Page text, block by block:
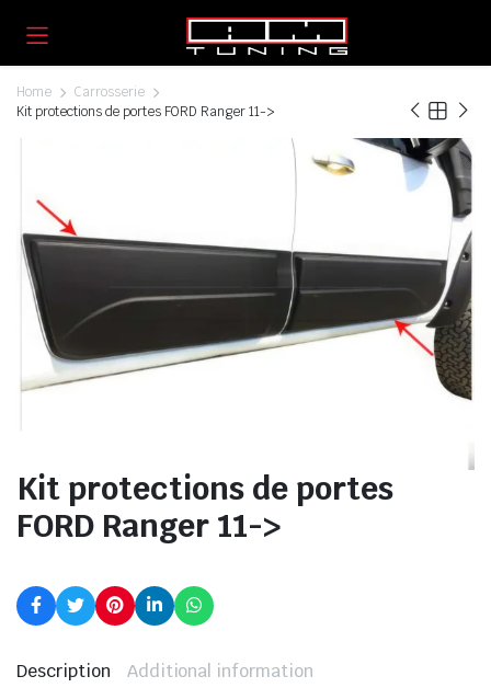
Home
Carrosserie
Kit protections de portes FORD Ranger 11->
Kit protections de portes
FORD Ranger 11->
Description Additional information